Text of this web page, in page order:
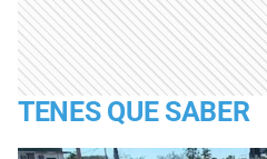
TENES QUE SABER